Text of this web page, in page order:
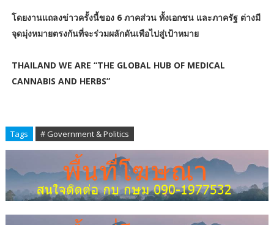
โดยงานแถลงข่าวครั้งนี้ของ 6 ภาคส่วน ทั้งเอกชน และภาครัฐ ต่างมี
จุดมุ่งหมายตรงกันที่จะร่วมผลักดันเพือไปสู่เป้าหมาย
THAILAND WE ARE “THE GLOBAL HUB OF MEDICAL
CANNABIS AND HERBS”
Tags # Government & Politics